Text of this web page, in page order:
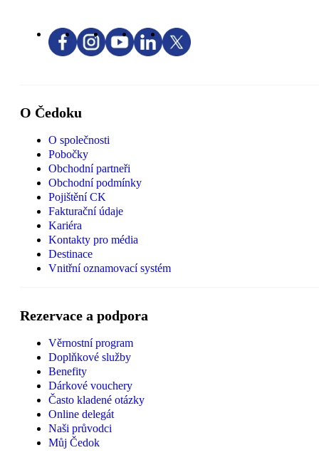
O Čedoku
O společnosti
Pobočky
Obchodní partneři
Obchodní podmínky
Pojištění CK
Fakturační údaje
Kariéra
Kontakty pro média
Destinace
Vnitřní oznamovací systém
Rezervace a podpora
Věrnostní program
Doplňkové služby
Benefity
Dárkové vouchery
Často kladené otázky
Online delegát
Naši průvodci
Můj Čedok